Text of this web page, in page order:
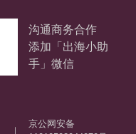
沟通商务合作
添加「出海小助
手」微信
｜
京公网安备